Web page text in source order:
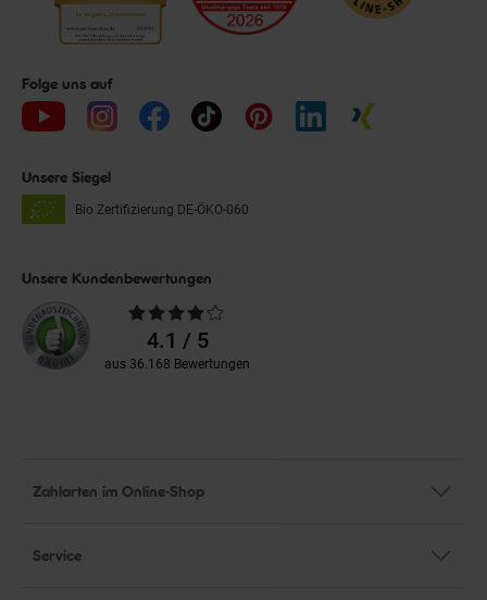
Folge uns auf
Unsere Siegel
Bio Zertifizierung DE-ÖKO-060
Unsere Kundenbewertungen
Durchschnittliche
Bewertungen4.1 / 5
aus 36.168 Bewertungen
Zahlarten im Online-Shop
Service